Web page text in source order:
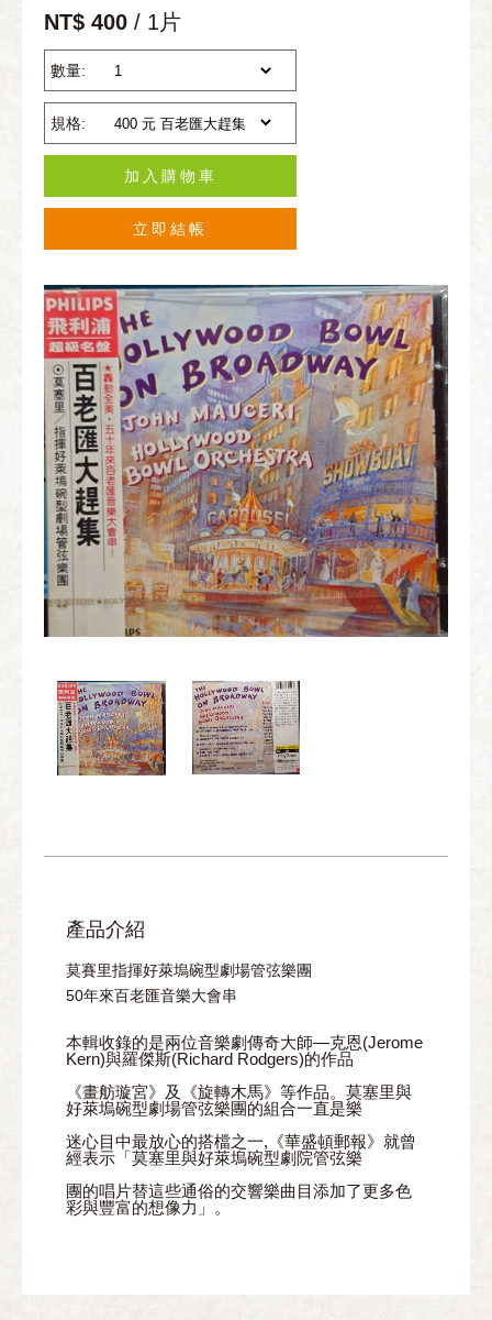
NT$ 400 / 1片
數量:
規格:
加入購物車
立即結帳
產品介紹
莫賽里指揮好萊塢碗型劇場管弦樂團
50年來百老匯音樂大會串
本輯收錄的是兩位音樂劇傳奇大師—克恩(Jerome
Kern)與羅傑斯(Richard Rodgers)的作品
《畫舫璇宮》及《旋轉木馬》等作品。莫塞里與
好萊塢碗型劇場管弦樂團的組合一直是樂
迷心目中最放心的搭檔之一,《華盛頓郵報》就曾
經表示「莫塞里與好萊塢碗型劇院管弦樂
團的唱片替這些通俗的交響樂曲目添加了更多色
彩與豐富的想像力」。